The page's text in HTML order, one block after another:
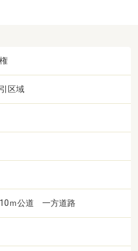
区域
ｍ公道 一方道路